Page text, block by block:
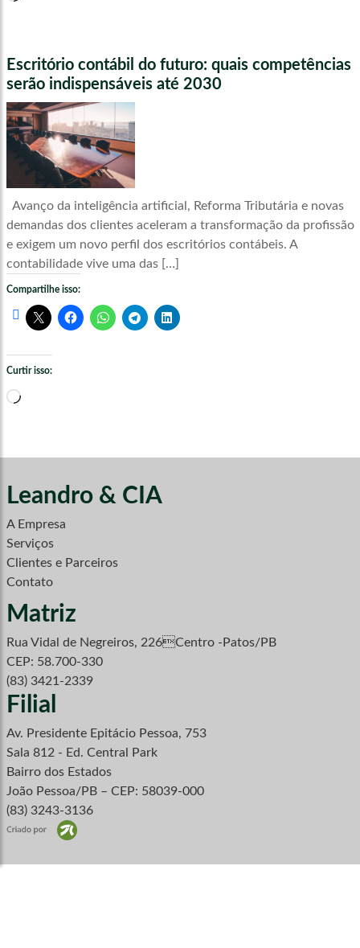
Escritório contábil do futuro: quais competências
serão indispensáveis até 2030
Avanço da inteligência artificial, Reforma Tributária e novas
demandas dos clientes aceleram a transformação da profissão
e exigem um novo perfil dos escritórios contábeis. A
contabilidade vive uma das […]
Compartilhe isso:
Curtir isso:
Carregando...
Leandro & CIA
A Empresa
Serviços
Clientes e Parceiros
Contato
Matriz
Rua Vidal de Negreiros, 226Centro -Patos/PB
CEP: 58.700-330
(83) 3421-2339
Filial
Av. Presidente Epitácio Pessoa, 753
Sala 812 - Ed. Central Park
Bairro dos Estados
João Pessoa/PB – CEP: 58039-000
(83) 3243-3136